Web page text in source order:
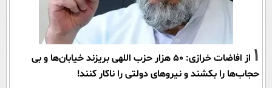
1
از افاضات خرازی: ۵۰ هزار حزب اللهی بریزند خیابان‌ها و بی
حجاب‌ها را بکشند و نیرو‌های دولتی را ناکار کنند!